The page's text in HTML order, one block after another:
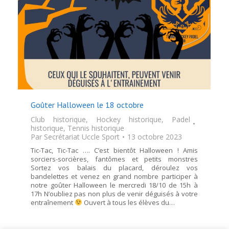
Goûter Halloween le 18 octobre
Club historique, Hockey historique,
Padel
historique, Tennis historique
Par Secrétariat Uccle Sport 13 octobre 2023
Tic-Tac, Tic-Tac …. C’est bientôt Halloween ! Amis
sorciers-sorcières, fantômes et petits monstres
Sortez vos balais du placard, déroulez vos
bandelettes et venez en grand nombre participer à
notre goûter Halloween le mercredi 18/10 de 15h à
17h N’oubliez pas non plus de venir déguisés à votre
entraînement
Ouvert à tous les élèves du…